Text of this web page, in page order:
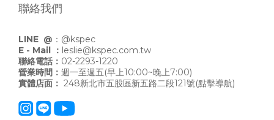
聯絡我們
LINE @ ： @kspec
E - Mail ： leslie@kspec.com.tw
聯絡電話： 02-2293-1220
營業時間： 週一至週五(早上10:00~晚上7:00)
實體店面： 248新北市五股區新五路二段121號(點擊導航)